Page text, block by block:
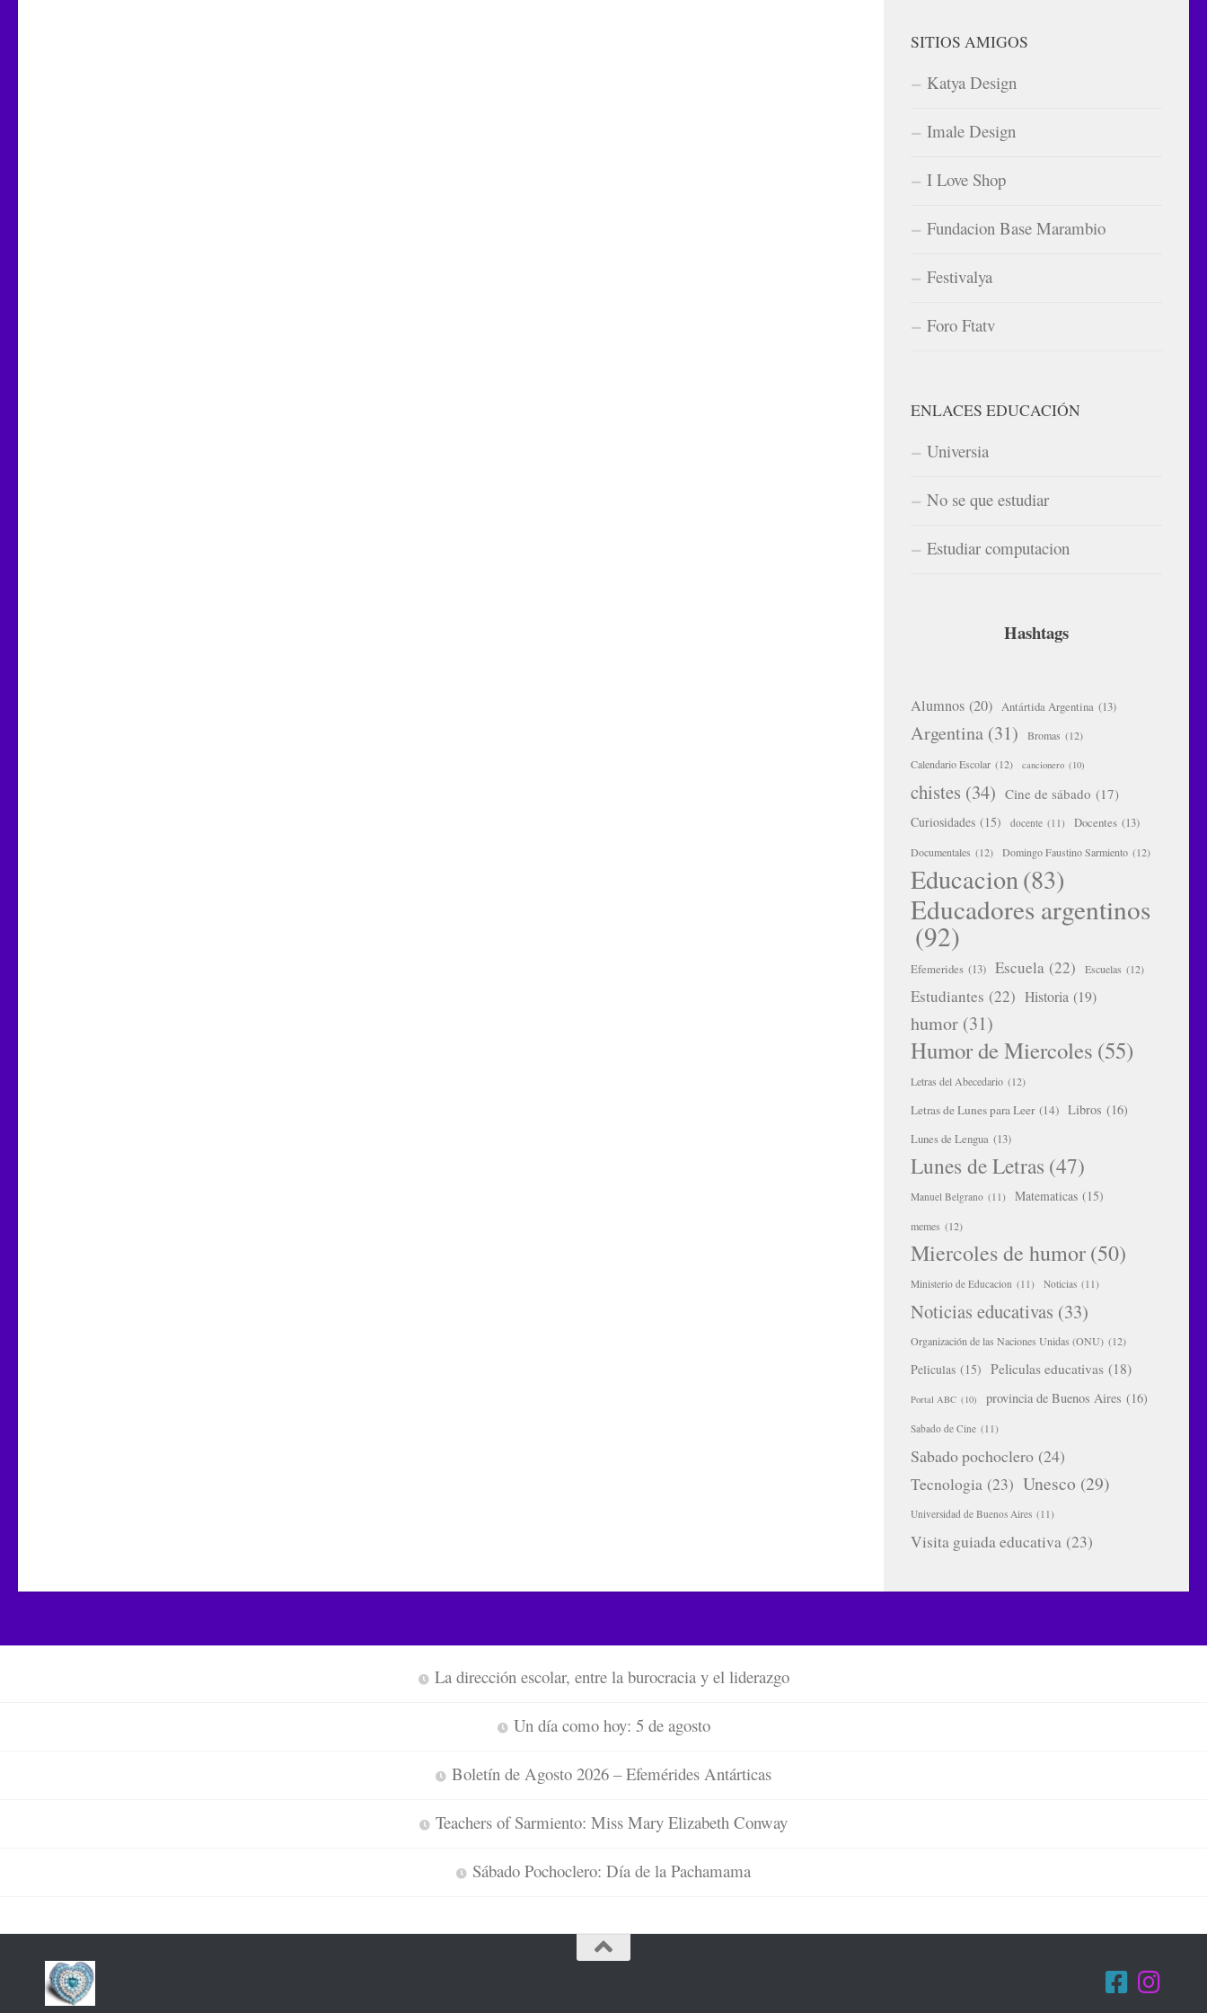
SITIOS AMIGOS
Katya Design
Imale Design
I Love Shop
Fundacion Base Marambio
Festivalya
Foro Ftatv
ENLACES EDUCACIÓN
Universia
No se que estudiar
Estudiar computacion
Hashtags
Alumnos (20) Antártida Argentina (13)
Argentina (31) Bromas (12)
Calendario Escolar (12) cancionero (10)
chistes (34) Cine de sábado (17)
Curiosidades (15) docente (11) Docentes (13)
Documentales (12) Domingo Faustino Sarmiento (12)
Educacion(83)
Educadores argentinos
(92)
Efemerides (13) Escuela (22) Escuelas (12)
Estudiantes (22) Historia (19)
humor (31)
Humor de Miercoles (55)
Letras del Abecedario (12)
Letras de Lunes para Leer (14) Libros (16)
Lunes de Lengua (13)
Lunes de Letras (47)
Manuel Belgrano (11) Matematicas (15)
memes (12)
Miercoles de humor(50)
Ministerio de Educacion (11) Noticias (11)
Noticias educativas (33)
Organización de las Naciones Unidas (ONU) (12)
Peliculas (15) Peliculas educativas (18)
Portal ABC (10) provincia de Buenos Aires (16)
Sabado de Cine (11)
Sabado pochoclero (24)
Tecnologia (23) Unesco (29)
Universidad de Buenos Aires (11)
Visita guiada educativa (23)
La dirección escolar, entre la burocracia y el liderazgo
Un día como hoy: 5 de agosto
Boletín de Agosto 2026 – Efemérides Antárticas
Teachers of Sarmiento: Miss Mary Elizabeth Conway
Sábado Pochoclero: Día de la Pachamama